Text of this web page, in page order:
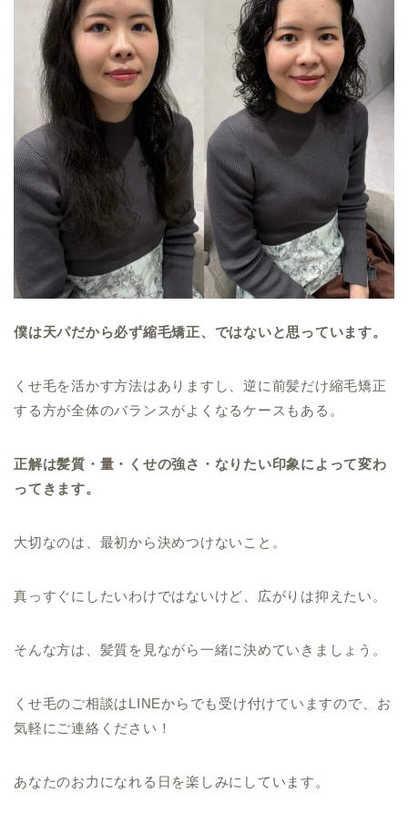
僕は天パだから必ず縮毛矯正、ではないと思っています。
くせ毛を活かす方法はありますし、逆に前髪だけ縮毛矯正
する方が全体のバランスがよくなるケースもある。
正解は髪質・量・くせの強さ・なりたい印象によって変わ
ってきます。
大切なのは、最初から決めつけないこと。
真っすぐにしたいわけではないけど、広がりは抑えたい。
そんな方は、髪質を見ながら一緒に決めていきましょう。
くせ毛のご相談はLINEからでも受け付けていますので、お
気軽にご連絡ください！
あなたのお力になれる日を楽しみにしています。